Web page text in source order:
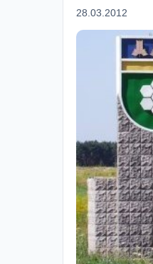
28.03.2012